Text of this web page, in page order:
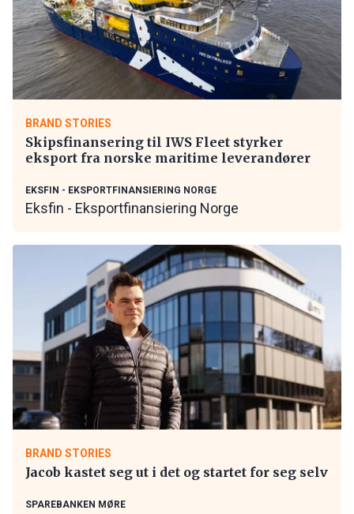
BRAND STORIES
Skipsfinansering til IWS Fleet styrker
eksport fra norske maritime leverandører
EKSFIN - EKSPORTFINANSIERING NORGE
Eksfin - Eksportfinansiering Norge
BRAND STORIES
Jacob kastet seg ut i det og startet for seg selv
SPAREBANKEN MØRE